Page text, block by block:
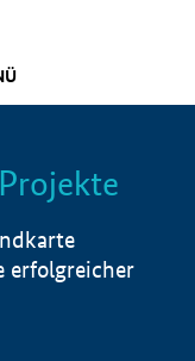
Info
erfolgreicher